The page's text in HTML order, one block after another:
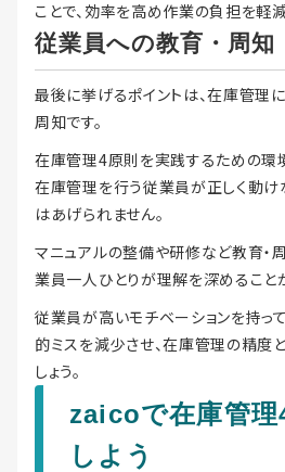
ことで、効率を高め作業の負担を軽
従業員への教育・周知
最後に挙げるポイントは、在庫管理
周知です。
在庫管理4原則を実践するための環
在庫管理を行う従業員が正しく動け
はあげられません。
マニュアルの整備や研修など教育・
業員一人ひとりが理解を深めること
従業員が高いモチベーションを持っ
的ミスを減少させ、在庫管理の精度
しょう。
zaicoで在庫管理
しよう